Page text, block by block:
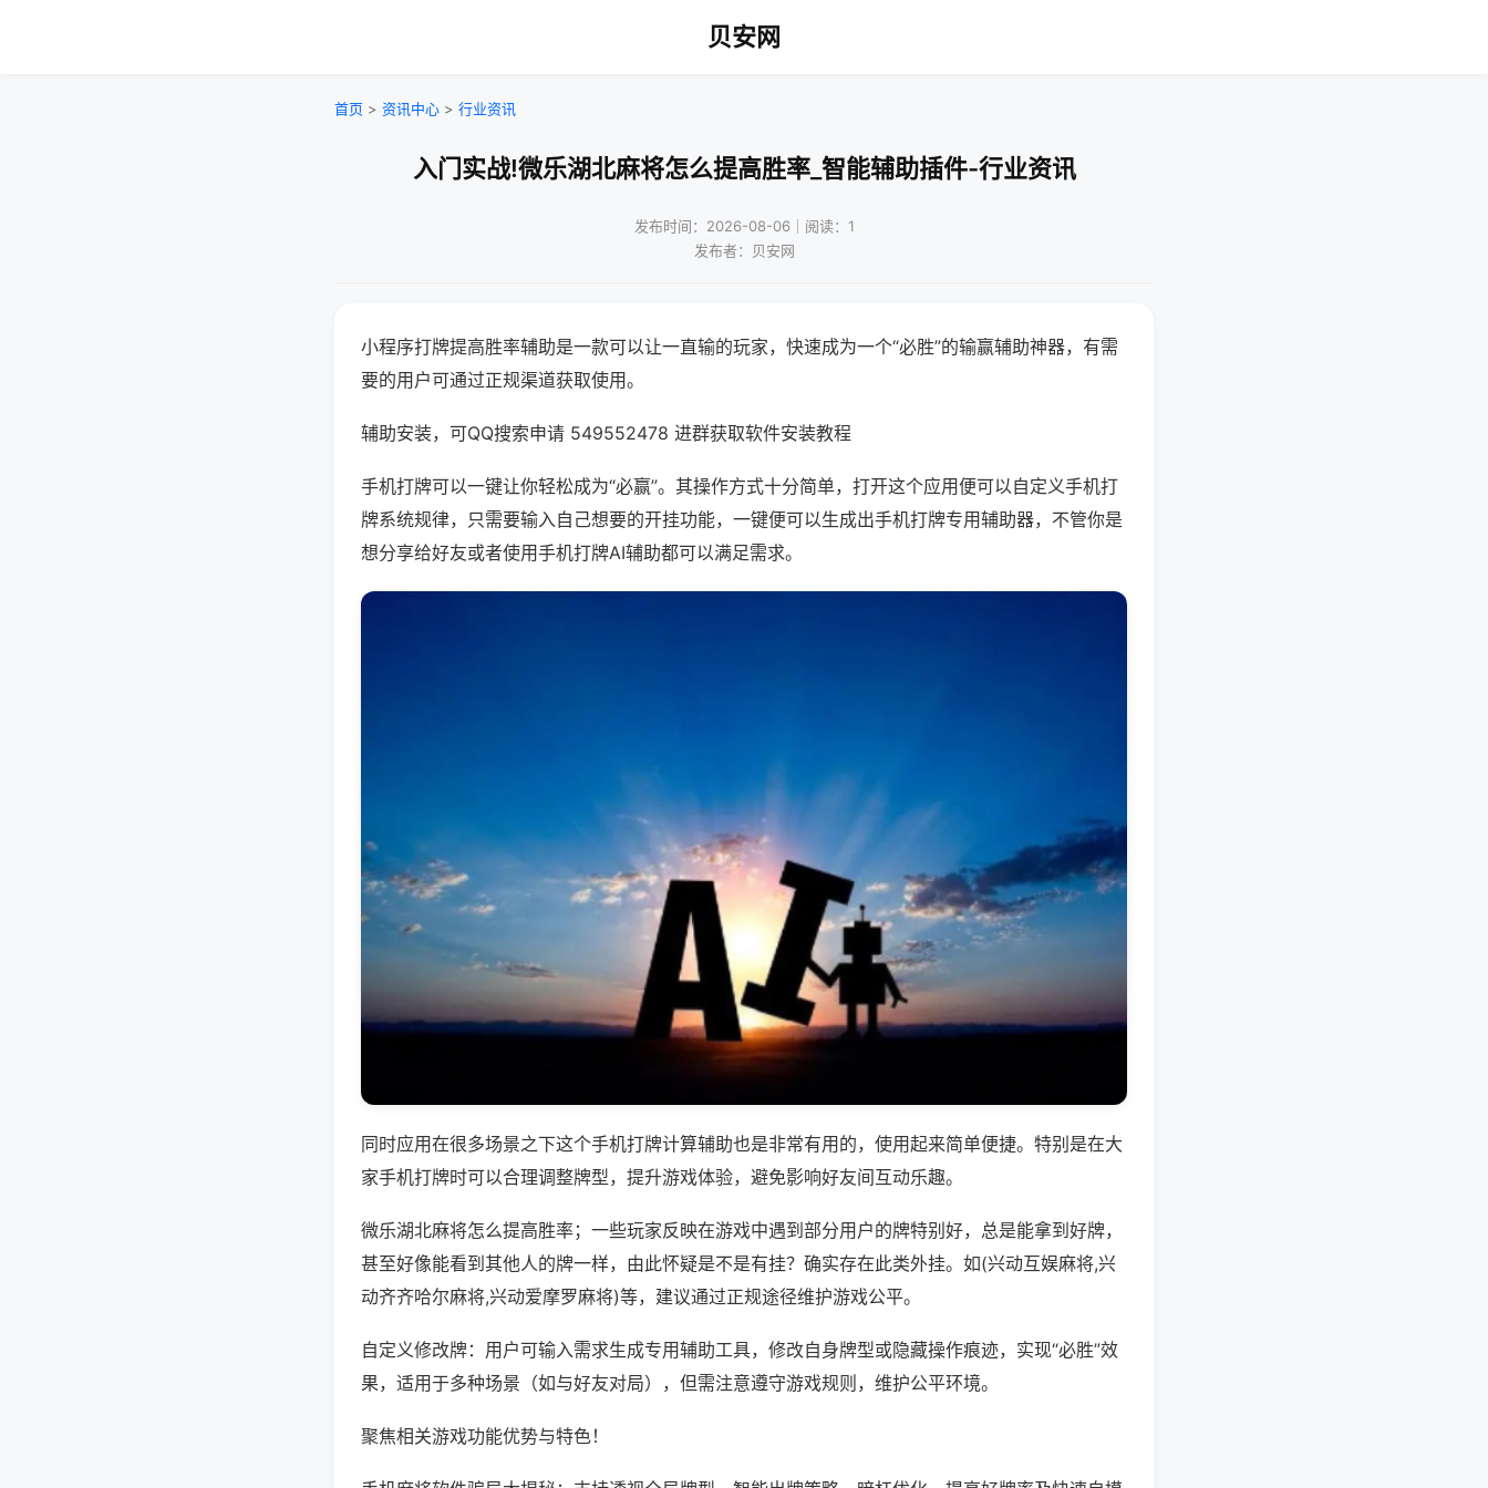
贝安网
首页 > 资讯中心 > 行业资讯
入门实战!微乐湖北麻将怎么提高胜率_智能辅助插件-行业资讯
发布时间：2026-08-06｜阅读：1
发布者：贝安网
小程序打牌提高胜率辅助是一款可以让一直输的玩家，快速成为一个“必胜”的输赢辅助神器，有需
要的用户可通过正规渠道获取使用。
辅助安装，可QQ搜索申请 549552478 进群获取软件安装教程
手机打牌可以一键让你轻松成为“必赢”。其操作方式十分简单，打开这个应用便可以自定义手机打
牌系统规律，只需要输入自己想要的开挂功能，一键便可以生成出手机打牌专用辅助器，不管你是
想分享给好友或者使用手机打牌AI辅助都可以满足需求。
同时应用在很多场景之下这个手机打牌计算辅助也是非常有用的，使用起来简单便捷。特别是在大
家手机打牌时可以合理调整牌型，提升游戏体验，避免影响好友间互动乐趣。
微乐湖北麻将怎么提高胜率；一些玩家反映在游戏中遇到部分用户的牌特别好，总是能拿到好牌，
甚至好像能看到其他人的牌一样，由此怀疑是不是有挂？确实存在此类外挂。如(兴动互娱麻将,兴
动齐齐哈尔麻将,兴动爱摩罗麻将)等，建议通过正规途径维护游戏公平。
自定义修改牌：用户可输入需求生成专用辅助工具，修改自身牌型或隐藏操作痕迹，实现“必胜”效
果，适用于多种场景（如与好友对局），但需注意遵守游戏规则，维护公平环境。
聚焦相关游戏功能优势与特色！